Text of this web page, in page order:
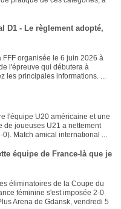
D1 - Le règlement adopté,
FFF organisée le 6 juin 2026 à
l'épreuve qui débutera à
les principales informations. ...
l'équipe U20 américaine et une
de joueuses U21 a nettement
Match amical international ...
équipe de France-là que je
éliminatoires de la Coupe du
féminine s'est imposée 2-0
Arena de Gdansk, vendredi 5